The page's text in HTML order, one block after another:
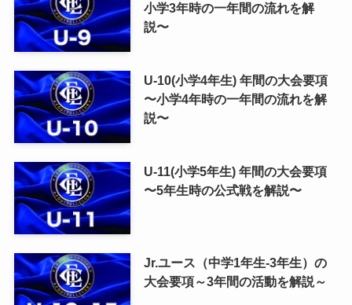
小学3年時の一年間の流れを解
説〜
U-10(小学4年生) 年間の大会要項
〜小学4年時の一年間の流れを解
説〜
U-11(小学5年生) 年間の大会要項
〜5年生時の公式戦を解説〜
Jr.ユース（中学1年生-3年生）の
大会要項～3年間の活動を解説～